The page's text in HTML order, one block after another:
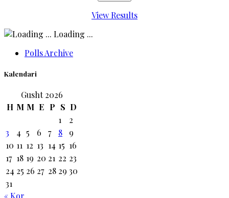
View Results
Loading ...
Polls Archive
Kalendari
Gusht 2026
H M M E P S D
1
2
3
4 5 6 7 8
9
10 11 12 13 14 15 16
17 18 19 20 21 22 23
24 25 26 27 28 29 30
31
« Kor